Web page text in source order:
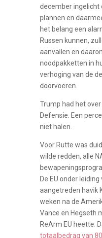
december ingelicht
plannen en
het belang een
Russen kunnen,
aanvallen en
noodpakketten in
verhoging van de
doorvoeren.
Trump had het
Defensie. Een
niet halen.
Voor Rutte was
wilde redden, alle
De EU onder
aangetreden havik
weken na de
Vance en Hegseth
ReArm EU heette.
totaalbedrag van